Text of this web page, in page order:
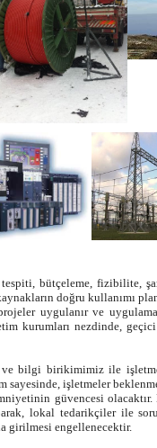
bütçeleme, fizibilite,
doğru kullanımı
uygulanır ve
kurumları nezdinde,
bilgi birikimimiz ile
sayesinde, işletmeler
güvencesi olacaktır.
lokal tedarikçiler ile
girilmesi engellenecektir.